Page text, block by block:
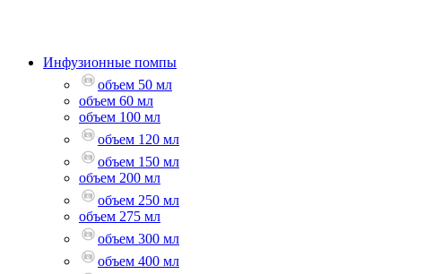
Инфузионные помпы
объем 50 мл
объем 60 мл
объем 100 мл
объем 120 мл
объем 150 мл
объем 200 мл
объем 250 мл
объем 275 мл
объем 300 мл
объем 400 мл